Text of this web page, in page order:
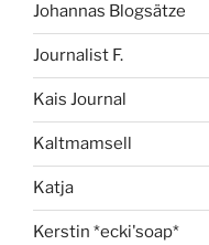
Johannas Blogsätze
Journalist F.
Kais Journal
Kaltmamsell
Katja
Kerstin *ecki'soap*